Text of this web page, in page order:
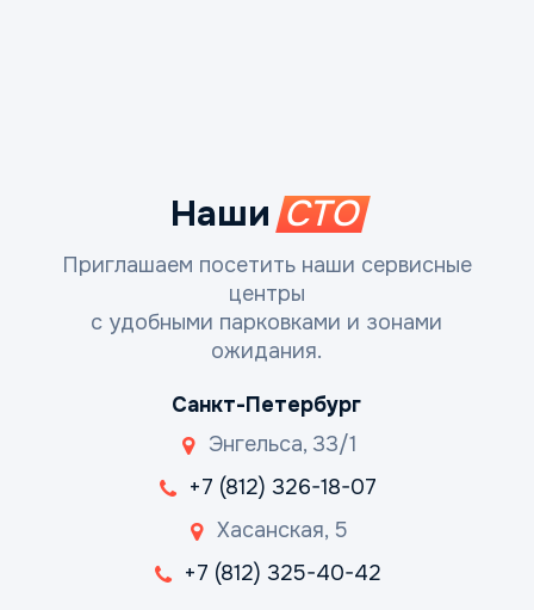
Наши СТО
Приглашаем посетить наши сервисные
центры
с удобными парковками и зонами
ожидания.
Санкт-Петербург
Энгельса, 33/1
+7 (812) 326-18-07
Хасанская, 5
+7 (812) 325-40-42